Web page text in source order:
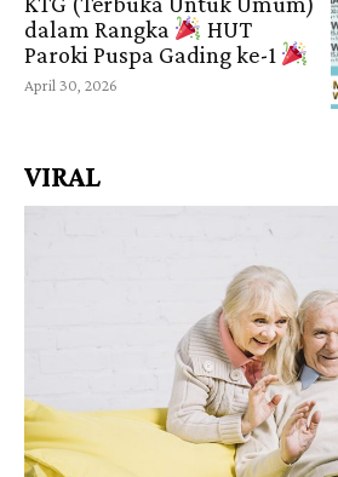
dalam Rangka
HUT
Paroki Puspa Gading ke-1
April 30, 2026
VIRAL